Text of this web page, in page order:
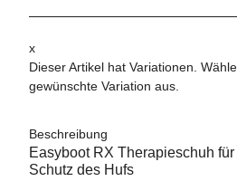
x
Dieser Artikel hat Variationen.
gewünschte Variation aus.
Beschreibung
Easyboot RX Therapieschuh
Schutz des Hufs